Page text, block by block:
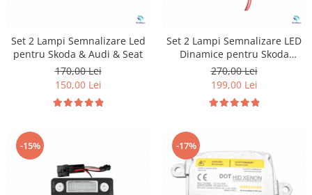
Set 2 Lampi Semnalizare Led
pentru Skoda & Audi & Seat
170,00 Lei
150,00 Lei
Set 2 Lampi Semnalizare LED
Dinamice pentru Skoda
Octavia 1Z3 Superb 3T5
270,00 Lei
199,00 Lei
-15% -17%